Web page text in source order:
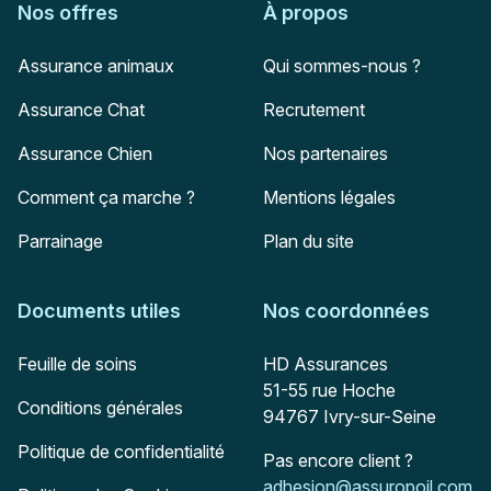
Nos offres
Assurance animaux
Assurance Chat
Assurance Chien
Comment ça marche ?
Parrainage
À propos
Qui sommes-nous ?
Recrutement
Nos partenaires
Mentions légales
Plan du site
Documents utiles
Feuille de soins
Conditions générales
Politique de confidentialité
Nos coordonnées
Adresse postale
HD Assurances
51-55 rue Hoche
94767 Ivry-sur-Seine
Pas encore client ?
Mail :